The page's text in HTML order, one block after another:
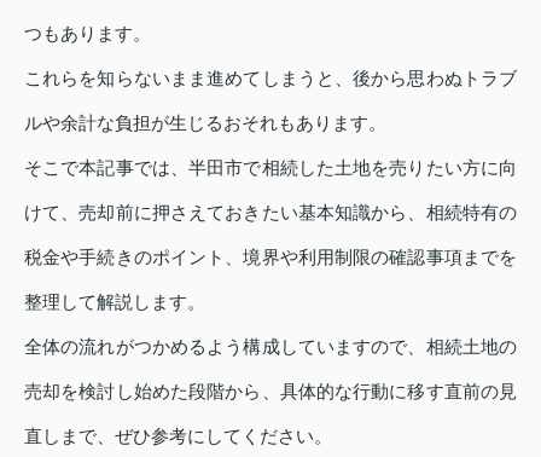
つもあります。
これらを知らないまま進めてしまうと、後から思わぬトラブ
ルや余計な負担が生じるおそれもあります。
そこで本記事では、半田市で相続した土地を売りたい方に向
けて、売却前に押さえておきたい基本知識から、相続特有の
税金や手続きのポイント、境界や利用制限の確認事項までを
整理して解説します。
全体の流れがつかめるよう構成していますので、相続土地の
売却を検討し始めた段階から、具体的な行動に移す直前の見
直しまで、ぜひ参考にしてください。